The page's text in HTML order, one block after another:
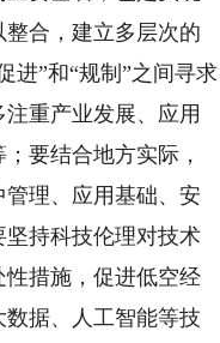
合，建立多层次的
进”和“规制”之间寻求
重产业发展、应用
要结合地方实际，
理、应用基础、安
持科技伦理对技术
措施，促进低空经
据、人工智能等技